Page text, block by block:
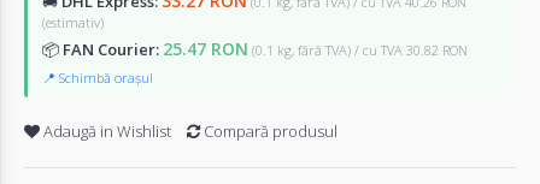
(estimativ)
📦 FAN Courier: 25.47 RON (0.1 kg, fără TVA) / cu TVA 30.82 RON
📍 Schimbă orașul
Adaugă in Wishlist Compară produsul